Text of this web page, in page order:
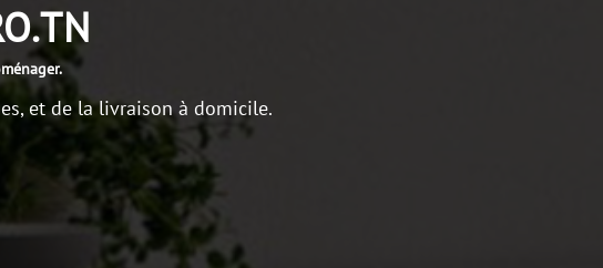
et de la livraison à domicile.